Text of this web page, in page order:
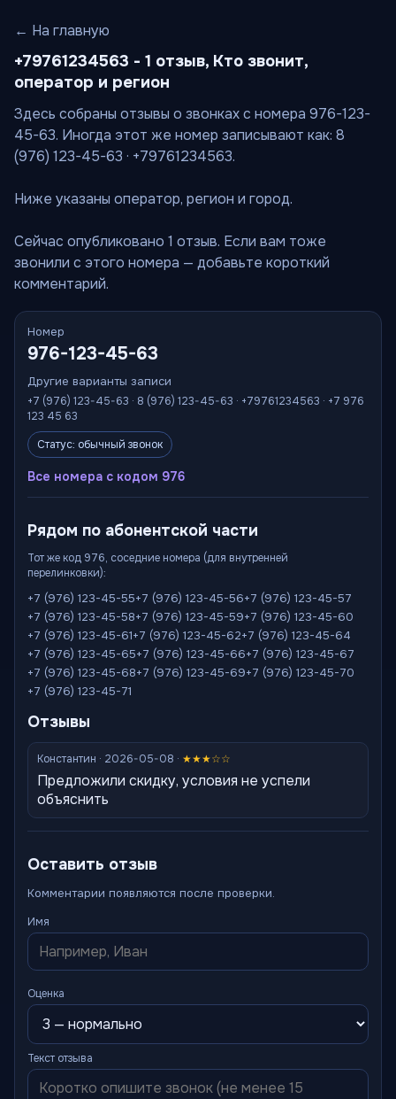
← На главную
+79761234563 - 1 отзыв, Кто звонит,
оператор и регион
Здесь собраны отзывы о звонках с номера 976-123-
45-63. Иногда этот же номер записывают как: 8
(976) 123-45-63 · +79761234563.
Ниже указаны оператор, регион и город.
Сейчас опубликовано 1 отзыв. Если вам тоже
звонили с этого номера — добавьте короткий
комментарий.
Номер
976-123-45-63
Другие варианты записи
+7 (976) 123-45-63 · 8 (976) 123-45-63 · +79761234563 · +7 976
123 45 63
Статус: обычный звонок
Все номера с кодом 976
Рядом по абонентской части
Тот же код 976, соседние номера (для внутренней
перелинковки):
+7 (976) 123-45-55+7 (976) 123-45-56+7 (976) 123-45-57
+7 (976) 123-45-58+7 (976) 123-45-59+7 (976) 123-45-60
+7 (976) 123-45-61+7 (976) 123-45-62+7 (976) 123-45-64
+7 (976) 123-45-65+7 (976) 123-45-66+7 (976) 123-45-67
+7 (976) 123-45-68+7 (976) 123-45-69+7 (976) 123-45-70
+7 (976) 123-45-71
Отзывы
Константин · 2026-05-08 · ★★★☆☆
Предложили скидку, условия не успели
объяснить
Оставить отзыв
Комментарии появляются после проверки.
Имя
Оценка
Текст отзыва